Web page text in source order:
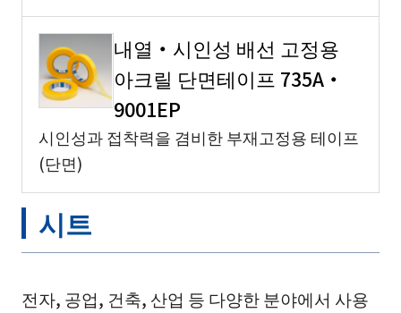
내열・시인성 배선 고정용
아크릴 단면테이프 735A・
9001EP
시인성과 접착력을 겸비한 부재고정용 테이프
(단면)
시트
전자, 공업, 건축, 산업 등 다양한 분야에서 사용